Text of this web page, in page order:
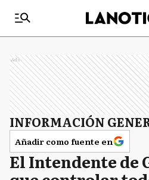
Ads
INFORMACIÓN
Añadir como fuente en
El Intendente de